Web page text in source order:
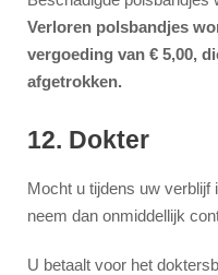
Verloren polsbandjes
vergoeding van € 5,00,
afgetrokken.
12. Dokter
Mocht u tijdens uw verblijf
neem dan onmiddellijk
U betaalt voor het